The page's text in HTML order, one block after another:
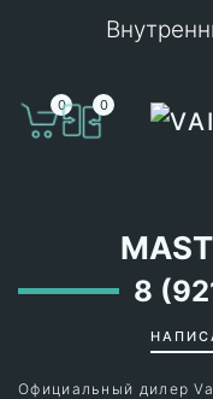
0 0
8
Официальный дилер